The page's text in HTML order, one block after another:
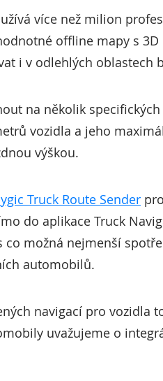
více než milion
offline mapy s
i v odlehlých oblastech
na několik
vozidla a jeho
výškou.
Truck Route Sender
do aplikace Truck
možná nejmenší
automobilů.
navigací pro vozidla
uvažujeme o